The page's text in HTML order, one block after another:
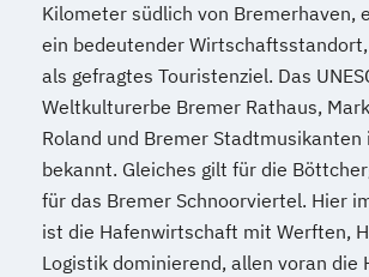
Kilometer südlich von Bremerhaven,
ein bedeutender
als gefragtes Touristenziel. Das
Weltkulturerbe Bremer Rathaus,
Roland und Bremer
bekannt. Gleiches gilt für die
für das Bremer Schnoorviertel. Hier
ist die Hafenwirtschaft mit Werften,
Logistik dominierend, allen voran die